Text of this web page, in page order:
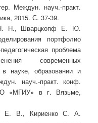
Междун. науч.-практ.
2015. С. 37-39.
Н., Шварцкопф Е. Ю.
портфолио
проблема
современных
науке, образовании и
науч.-практ. конф.
«МГИУ» в г. Вязьме,
Е. В., Кириенко С. А.